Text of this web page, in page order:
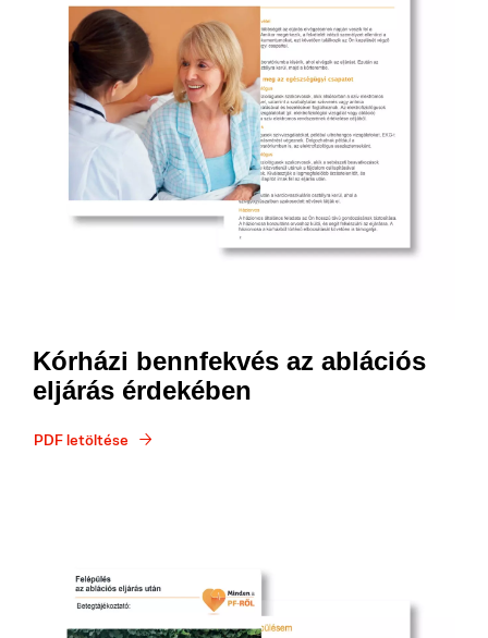
Kórházi bennfekvés az ablációs
eljárás érdekében
PDF letöltése